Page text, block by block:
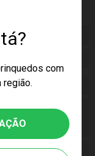
com
951.00
as imagens
Imagens